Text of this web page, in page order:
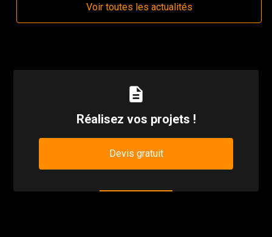
Voir toutes les actualités
description
Réalisez vos projets !
Devis gratuit